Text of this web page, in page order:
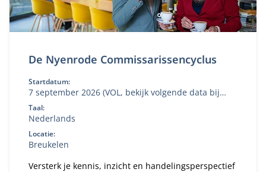
De Nyenrode Commissarissencyclus
Startdatum:
7 september 2026 (VOL, bekijk volgende data bij
'aanmelden')
Taal:
Nederlands
Locatie:
Breukelen
Versterk je kennis, inzicht en handelingsperspectief